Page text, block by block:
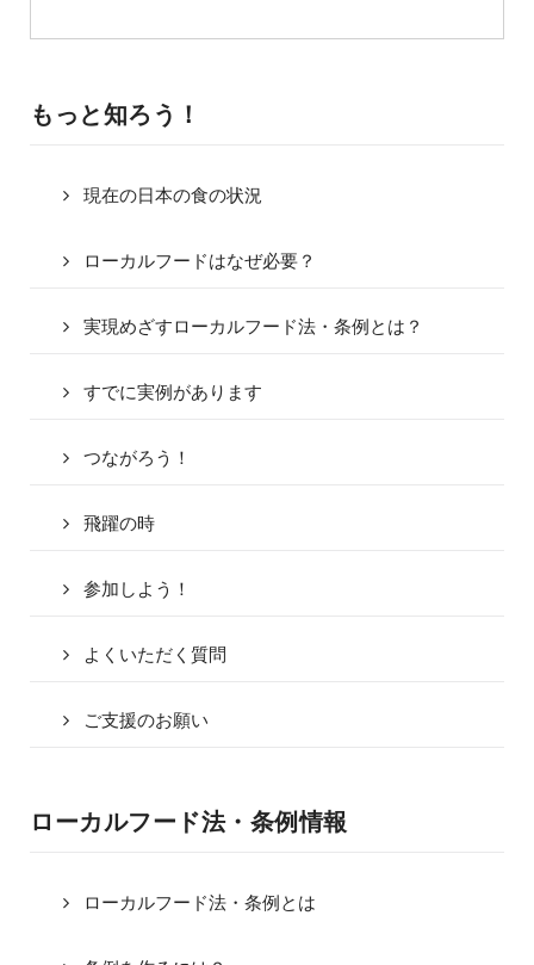
もっと知ろう！
現在の日本の食の状況
ローカルフードはなぜ必要？
実現めざすローカルフード法・条例とは？
すでに実例があります
つながろう！
飛躍の時
参加しよう！
よくいただく質問
ご支援のお願い
ローカルフード法・条例情報
ローカルフード法・条例とは